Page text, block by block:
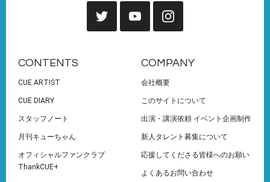
CONTENTS
CUE ARTIST
CUE DIARY
スタッフノート
月刊キューちゃん
オフィシャルファンクラブ
ThankCUE+
COMPANY
会社概要
このサイトについて
出演・講演依頼 イベント企画制作
新人タレント募集について
応援してくださる皆様へのお願い
よくあるお問い合わせ